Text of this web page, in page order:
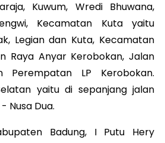
Kuwum, Wredi Bhuwana,
Kecamatan Kuta yaitu
Legian dan Kuta, Kecamatan
Raya Anyar Kerobokan, Jalan
Perempatan LP Kerobokan.
yaitu di sepanjang jalan
Nusa Dua.
Badung, I Putu Hery